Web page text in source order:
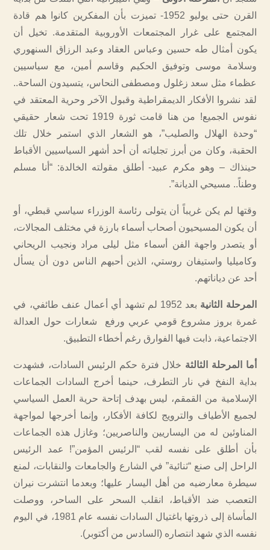
القرن حتى يوليو 1952- تميزت بأن المفكرين كانوا هم قادة
المجتمع على غرار المجتمعات الأوروبية المتقدمة. تخيل أن
يكون أمثال طه حسين وعباس العقاد وعبد الرزاق السنهوري
وسلامة موسى وتوفيق الحكيم وقاسم أمين، مع سياسيين
عظماء مثل سعد زغلول ومصطفى النحاس، يتسيدون الساحة..
لقد نشروا الأفكار الديمقراطية وقبول الآخر وحرية المعتقد في
نفوس الجميع! من هنا قامت ثورة 1919 تحت شعار حقيقي
“وحدة الهلال والصليب”، هو الشعار الذي استمر خلال تلك
الحقبة، وكان من أبرز تجلياته أن أحد أشهر السياسيين الأقباط
حينذاك – وهو مكرم عبيد- أطلق مقولته الخالدة: “أنا مسلم
وطناً.. مسيحي الديانة”.
وقتها لم يكن غريباً أن يتولى رئاسة الوزراء سياسي قبطي، أو
أن يكون المسيحيون أصحاب أسماء بارزة في مختلف المجالات،
أو يتصدر واجهة الفن أسماء مثل ليلى مراد ونجيب الريحاني
وكاميليا واستيفان روستي، الذين أحبهم الناس دون أن يسأل
أحد عن دياناتهم.
المرحلة الثانية
بعد 1952 لم تشهد أي أعمال عنف طائفي، في
غمرة بروز مشروع قومي عربي ورفع شعارات حول العدالة
الاجتماعية، ذابت فيها الفوارق رغم أخطاء التطبيق.
أما المرحلة الثالثة خلال فترة حكم الرئيس السادات، فشهدت
بداية النفخ في نار التطرف، حينما أخرج السادات الجماعات
الإسلامية من القمقم، ليس بهدف إتاحة حرية العمل السياسي
لجميع الأطياف والترويج لكافة الأفكار، وإنما أخرجها لمواجهة
المناوئين له من اليساريين والناصريين؛ وغازل هذه الجماعات
بأن أطلق على نفسه لقب “الرئيس المؤمن”! عمد الرئيس
الراحل إلى صنع “ثنائية” في الشارع والجامعات والنقابات، لمنع
سيطرة معارضيه من أهل اليسار عليها؛ وبعدما انتشرت نيران
التعصب ضد الأقباط، انقلب السحر على الساحر، ووصلت
المأساة إلى ذروتها باغتيال السادات نفسه عام 1981، في اليوم
نفسه الذي شهد انتصاره (السادس من أكتوبر).